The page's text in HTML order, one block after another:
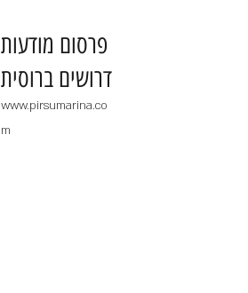
​פרסום מודעות
דרושים ברוסית
www.pirsumarina.co
m